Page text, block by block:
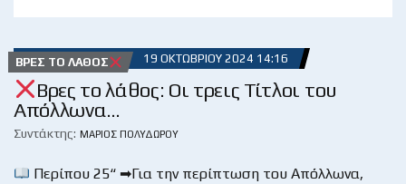
ΒΡΕΣ ΤΟ ΛΆΘΟΣ 19 ΟΚΤΩΒΡΊΟΥ 2024 14:16
Βρες το λάθος: Οι τρεις Τίτλοι του
Απόλλωνα…
Συντάκτης: ΜΆΡΙΟΣ ΠΟΛΥΔΏΡΟΥ
Περίπου 25“ ➡Για την περίπτωση του Απόλλωνα,